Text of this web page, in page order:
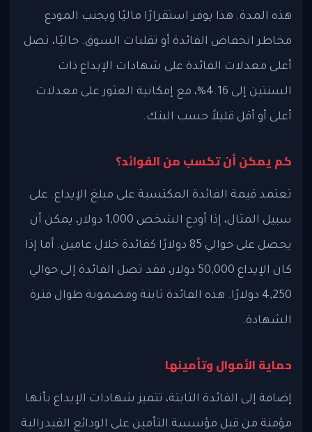
هذه المدة. هذا يوفر استقرارًا ماليًا ويجنب المودع
مخاطر انخفاض الفائدة أو تقلبات السوق. حاليًا، تصل
أعلى معدلات الفائدة على شهادات الإيداع ذات
السنتين إلى 4.16%، مع إمكانية العثور على معدلات
أعلى أو أقل قليلاً حسب البنك.
كم يمكن أن تكسب من الفوائد؟
تعتمد قيمة الفائدة المكتسبة على مبلغ الإيداع. على
سبيل المثال، إذا أودع الشخص 1,000 دولار، يمكن أن
يحصل على حوالي 85 دولارًا كفائدة خلال عامين. أما إذا
كان الإيداع 50,000 دولار، فقد تصل الفائدة إلى حوالي
4,250 دولارًا. هذه الفائدة ثابتة ومضمونة طوال فترة
الشهادة.
حماية الأموال وتأمينها
إضافة إلى الفائدة الثابتة، تتميز شهادات الإيداع بأنها
مؤمنة من قبل مؤسسة التأمين على الودائع الفيدرالية